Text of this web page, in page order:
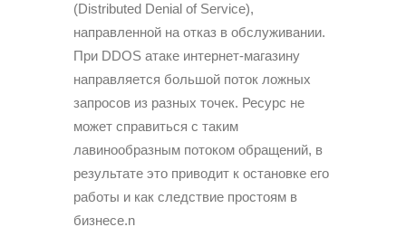
(Distributed Denial of Service),
направленной на отказ в обслуживании.
При DDOS атаке интернет-магазину
направляется большой поток ложных
запросов из разных точек. Ресурс не
может справиться с таким
лавинообразным потоком обращений, в
результате это приводит к остановке его
работы и как следствие простоям в
бизнесе.n